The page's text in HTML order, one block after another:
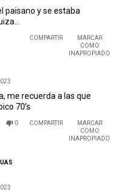
paisano y se estaba
COMPARTIR
MARCAR
COMO
INAPROPIADO
me recuerda a las que
70’s
0 COMPARTIR
MARCAR
COMO
INAPROPIADO